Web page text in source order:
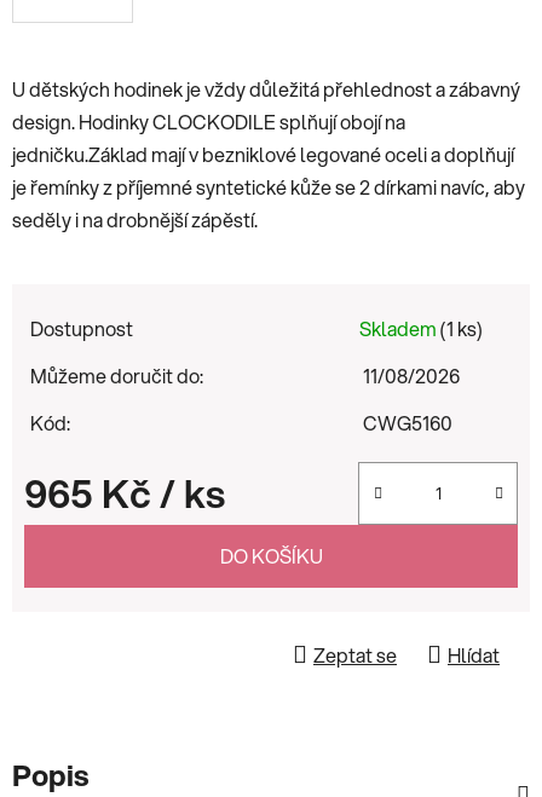
U dětských hodinek je vždy důležitá přehlednost a zábavný
design. Hodinky CLOCKODILE splňují obojí na
jedničku.Základ mají v bezniklové legované oceli a doplňují
je řemínky z příjemné syntetické kůže se 2 dírkami navíc, aby
seděly i na drobnější zápěstí.
Dostupnost Skladem(1 ks)
Můžeme doručit do:
11/08/2026
Kód:
CWG5160
965 Kč/ ks
Měrná cena:
DO KOŠÍKU
Zeptat se Hlídat
Popis